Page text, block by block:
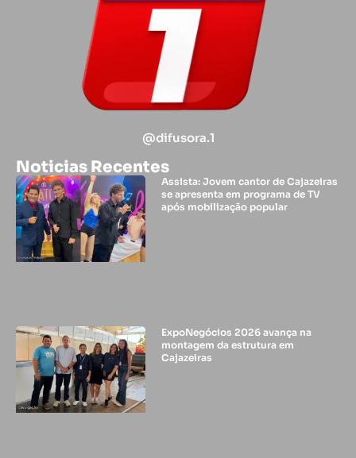
@difusora.1
Noticias Recentes
Assista: Jovem cantor de Cajazeiras
se apresenta em programa de TV
após mobilização popular
ExpoNegócios 2026 avança na
montagem da estrutura em
Cajazeiras